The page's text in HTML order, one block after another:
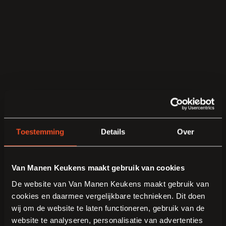
Toestemming Details Over
Van Manen Keukens maakt gebruik van cookies
De website van Van Manen Keukens maakt gebruik van
cookies en daarmee vergelijkbare technieken. Dit doen
wij om de website te laten functioneren, gebruik van de
website te analyseren, personalisatie van advertenties